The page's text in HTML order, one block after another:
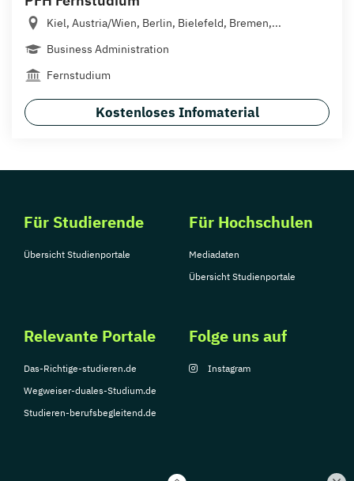
Kiel, Austria/Wien, Berlin, Bielefeld, Bremen,...
Business Administration
Fernstudium
Kostenloses Infomaterial
Für Studierende
Übersicht Studienportale
Für Hochschulen
Mediadaten
Übersicht Studienportale
Relevante Portale
Das-Richtige-studieren.de
Wegweiser-duales-Studium.de
Studieren-berufsbegleitend.de
Folge uns auf
Instagram